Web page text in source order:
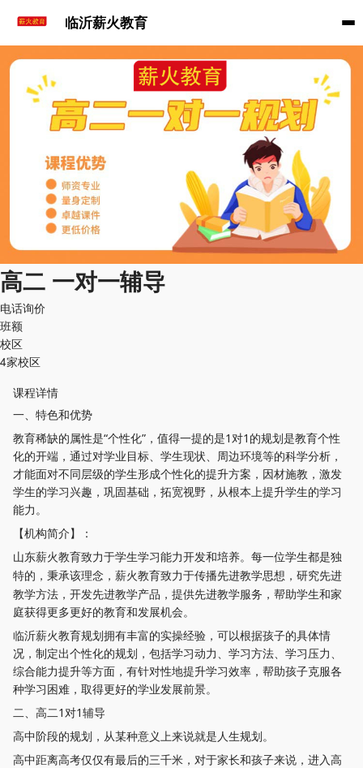
临沂薪火教育
高二 一对一辅导
电话询价
班额
校区
4家校区
课程详情
一、特色和优势
教育稀缺的属性是“个性化”，值得一提的是1对1的规划是教育个性
化的开端，通过对学业目标、学生现状、周边环境等的科学分析，
才能面对不同层级的学生形成个性化的提升方案，因材施教，激发
学生的学习兴趣，巩固基础，拓宽视野，从根本上提升学生的学习
能力。
【机构简介】：
山东薪火教育致力于学生学习能力开发和培养。每一位学生都是独
特的，秉承该理念， 薪火教育致力于传播先进教学思想，研究先进
教学方法，开发先进教学产品，提供先进教学服务，帮助学生和家
庭获得更多更好的教育和发展机会。
临沂薪火教育规划拥有丰富的实操经验，可以根据孩子的具体情
况，制定出个性化的规划，包括学习动力、学习方法、学习压力、
综合能力提升等方面，有针对性地提升学习效率，帮助孩子克服各
种学习困难，取得更好的学业发展前景。
二、高二1对1辅导
高中阶段的规划，从某种意义上来说就是人生规划。
高中距离高考仅仅有最后的三千米，对于家长和孩子来说，进入高